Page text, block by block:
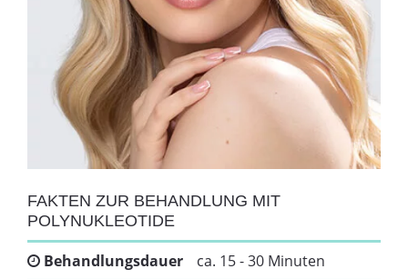
FAKTEN ZUR BEHANDLUNG MIT
POLYNUKLEOTIDE
Behandlungsdauer
ca. 15 - 30 Minuten